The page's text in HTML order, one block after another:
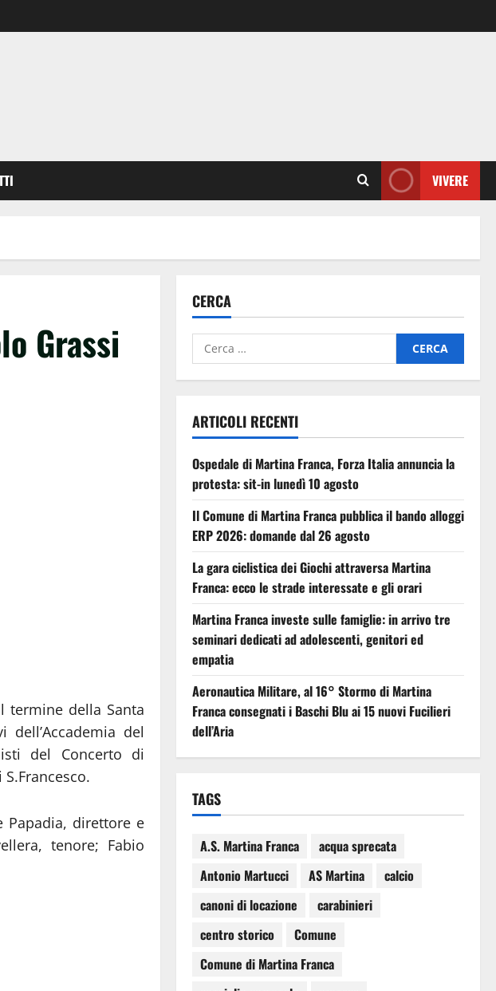
VIVERE
Grassi
termine della Santa
dell’Accademia del
del Concerto di
Papadia, direttore e
tenore; Fabio
CERCA
ARTICOLI RECENTI
Ospedale di Martina Franca, Forza Italia annuncia la
protesta: sit-in lunedì 10 agosto
Il Comune di Martina Franca pubblica il bando alloggi
ERP 2026: domande dal 26 agosto
La gara ciclistica dei Giochi attraversa Martina
Franca: ecco le strade interessate e gli orari
Martina Franca investe sulle famiglie: in arrivo tre
seminari dedicati ad adolescenti, genitori ed
empatia
Aeronautica Militare, al 16° Stormo di Martina
Franca consegnati i Baschi Blu ai 15 nuovi Fucilieri
dell’Aria
TAGS
A.S. Martina Franca
acqua sprecata
Antonio Martucci
AS Martina
calcio
canoni di locazione
carabinieri
centro storico
Comune
Comune di Martina Franca